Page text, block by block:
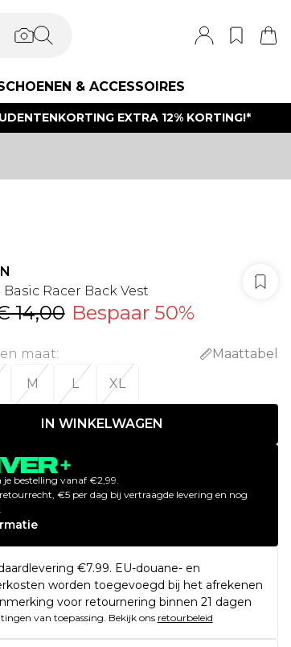
& ACCESSOIRES
EXTRA 12% KORTING!*
Racer Back Vest
14,00 Bespaar 50%
maat:
Maattabel
M L XL
IN WINKELWAGEN
je bestelling vanaf €2,99.
€5 per dag bij vertraagde levering en nog
€7.99. EU-douane- en
worden toegevoegd bij het afrekenen
voor retournering binnen 21 dagen
van toepassing. Bekijk ons retourbeleid